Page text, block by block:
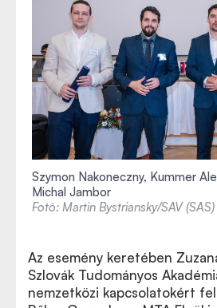
Szymon Nakoneczny, Kummer
Michal Jambor
Fotó: Martin Bystriansky/SAV (SAS)
Az esemény keretében
Szlovák Tudományos
nemzetközi kapcsolatokért